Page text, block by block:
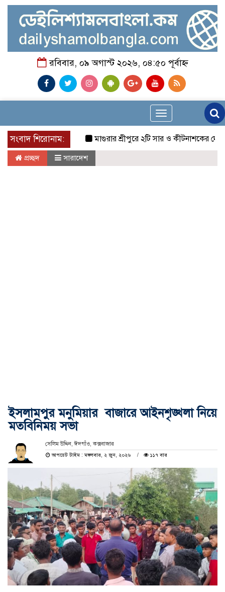
রবিবার, ০৯ অগাস্ট ২০২৬, ০৪:৫০ পূর্বাহ্ন
Toggle
navigation
সংবাদ শিরোনাম:
মাগুরার শ্রীপুরে ২টি সার ও কীটনাশকের দোকানে
প্রচ্ছদ সারাদেশ
ইসলামপুর মনুমিয়ার বাজারে আইনশৃঙ্খলা নিয়ে
মতবিনিময় সভা
সেলিম উদ্দিন, ঈদগাঁও, কক্সবাজার
আপডেট টাইম : মঙ্গলবার, ২ জুন, ২০২৬
১১৭ বার